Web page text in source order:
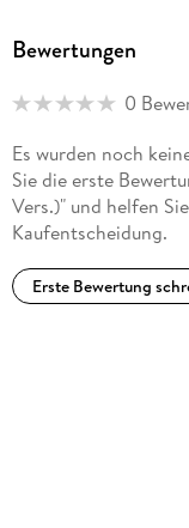
Bewertungen
0
Es wurden noch
Sie die erste
Vers.)" und helfen
Kaufentscheidung.
Erste Bewertung